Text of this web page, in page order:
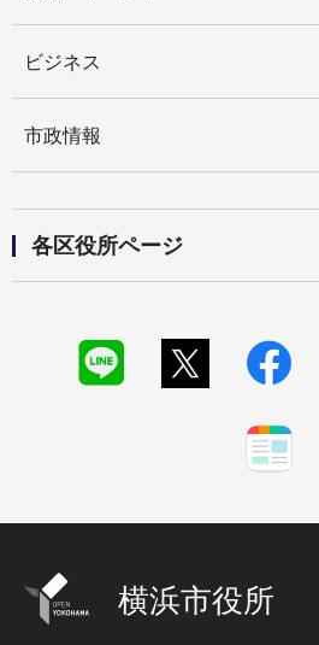
ビジネス
市政情報
各区役所ページ
横浜市役所